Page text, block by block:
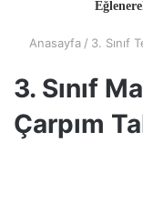
Anasayfa / 3. Sınıf
3. Sınıf
Çarpım